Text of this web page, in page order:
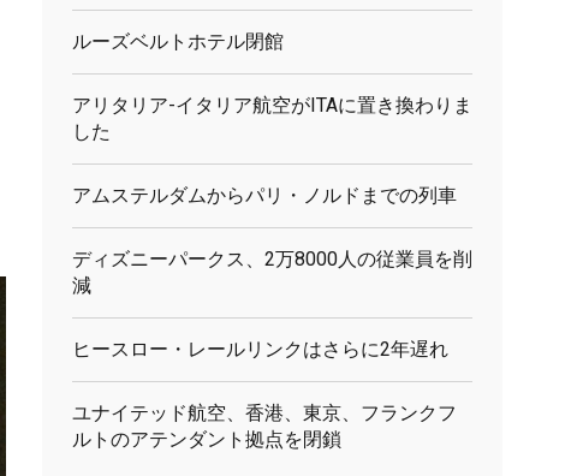
ルーズベルトホテル閉館
アリタリア-イタリア航空がITAに置き換わりま
した
アムステルダムからパリ・ノルドまでの列車
ディズニーパークス、2万8000人の従業員を削
減
ヒースロー・レールリンクはさらに2年遅れ
ユナイテッド航空、香港、東京、フランクフ
ルトのアテンダント拠点を閉鎖